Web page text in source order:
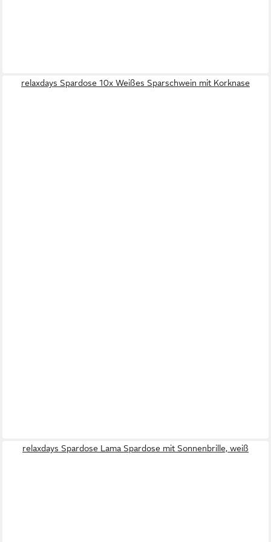
relaxdays Spardose 10x Weißes Sparschwein mit Korknase
relaxdays Spardose Lama Spardose mit Sonnenbrille, weiß